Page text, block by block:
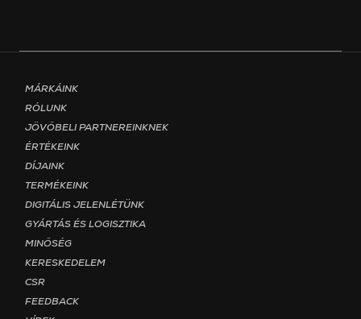
MÁRKÁINK
RÓLUNK
JÖVŐBELI PARTNEREINKNEK
ÉRTÉKEINK
DÍJAINK
TERMÉKEINK
DIGITÁLIS JELENLÉTÜNK
GYÁRTÁS ÉS LOGISZTIKA
MINŐSÉG
KERESKEDELEM
CSR
FEEDBACK